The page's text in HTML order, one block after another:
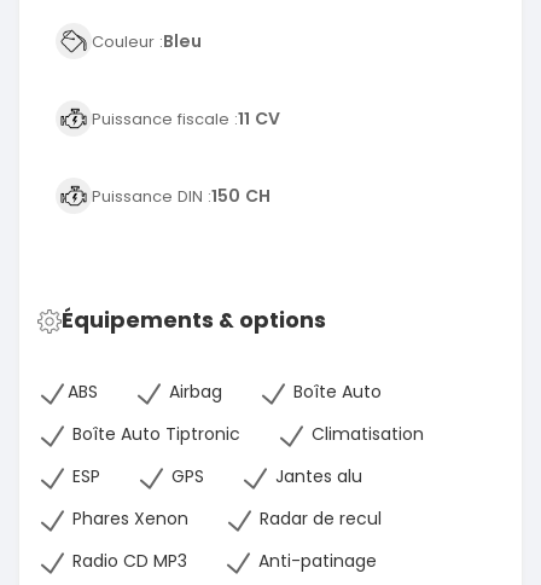
Couleur :Bleu
Puissance fiscale :11 CV
Puissance DIN :150 CH
Équipements & options
ABS Airbag
Boîte Auto
Boîte Auto Tiptronic
Climatisation
ESP
GPS
Jantes alu
Phares Xenon
Radar de recul
Radio CD MP3
Anti-patinage